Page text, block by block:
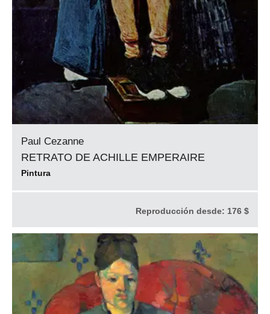
Paul Cezanne
RETRATO DE ACHILLE EMPERAIRE
Pintura
Reproducción desde: 176 $